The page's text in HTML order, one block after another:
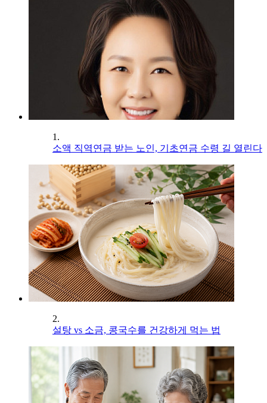
1.
소액 직역연금 받는 노인, 기초연금 수령 길 열린다
2.
설탕 vs 소금, 콩국수를 건강하게 먹는 법